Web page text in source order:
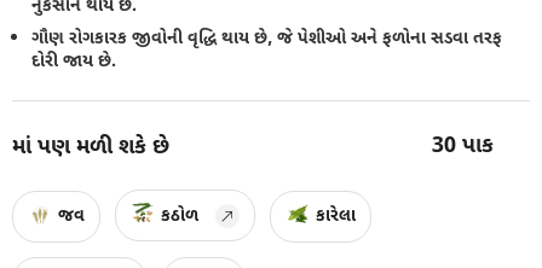
નુકસાન થાય છે.
ગૌણ રોગકારક જીવોની વૃદ્ધિ થાય છે, જે પેશીઓ અને ફળોના સડવા તરફ
દોરી જાય છે.
માં પણ મળી શકે છે 30 પાક
જવ કઠોળ કારેલા